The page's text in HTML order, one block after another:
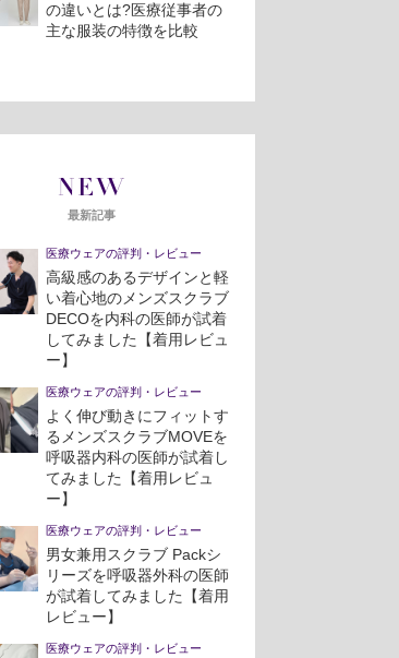
の違いとは?医療従事者の
主な服装の特徴を比較
NEW
最新記事
医療ウェアの評判・レビュー
高級感のあるデザインと軽
い着心地のメンズスクラブ
DECOを内科の医師が試着
してみました【着用レビュ
ー】
医療ウェアの評判・レビュー
よく伸び動きにフィットす
るメンズスクラブMOVEを
呼吸器内科の医師が試着し
てみました【着用レビュ
ー】
医療ウェアの評判・レビュー
男女兼用スクラブ Packシ
リーズを呼吸器外科の医師
が試着してみました【着用
レビュー】
医療ウェアの評判・レビュー